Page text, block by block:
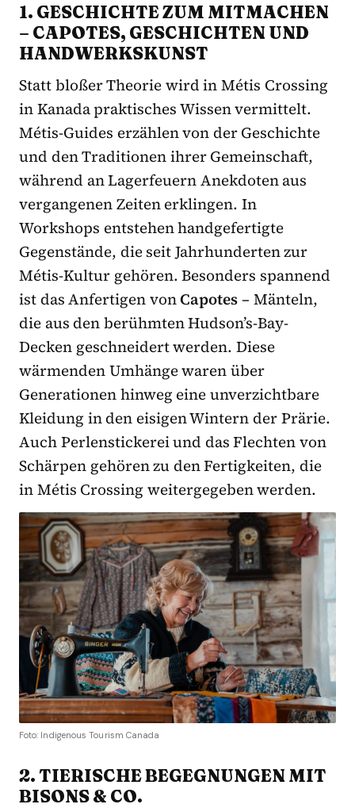
1. GESCHICHTE ZUM MITMACHEN
– CAPOTES, GESCHICHTEN UND
HANDWERKSKUNST
Statt bloßer Theorie wird in Métis Crossing
in Kanada praktisches Wissen vermittelt.
Métis-Guides erzählen von der Geschichte
und den Traditionen ihrer Gemeinschaft,
während an Lagerfeuern Anekdoten aus
vergangenen Zeiten erklingen. In
Workshops entstehen handgefertigte
Gegenstände, die seit Jahrhunderten zur
Métis-Kultur gehören. Besonders spannend
ist das Anfertigen vonCapotes– Mänteln,
die aus den berühmten Hudson’s-Bay-
Decken geschneidert werden. Diese
wärmenden Umhänge waren über
Generationen hinweg eine unverzichtbare
Kleidung in den eisigen Wintern der Prärie.
Auch Perlenstickerei und das Flechten von
Schärpen gehören zu den Fertigkeiten, die
in Métis Crossing weitergegeben werden.
Foto: Indigenous Tourism Canada
2. TIERISCHE BEGEGNUNGEN MIT
BISONS & CO.